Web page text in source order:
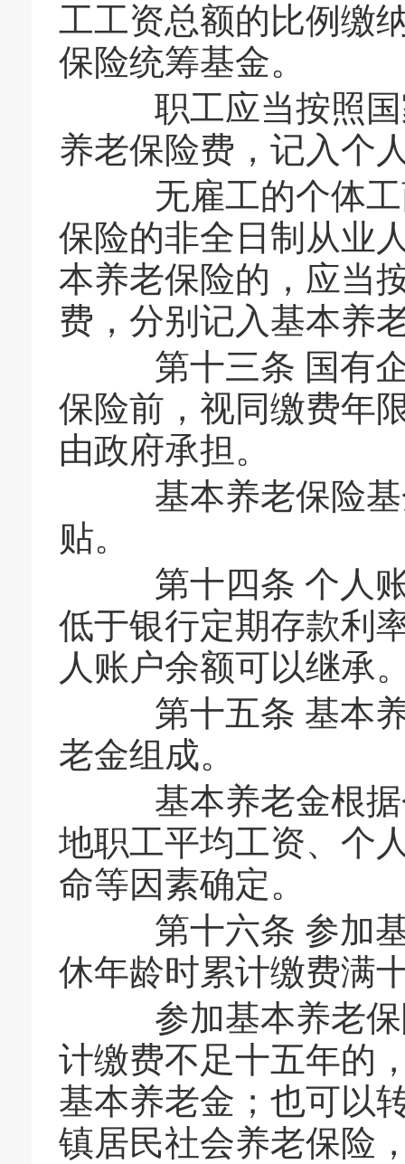
工工资总额的比例缴
保险统筹基金。
职工应当按照国
养老保险费，记入个
无雇工的个体工
保险的非全日制从业
本养老保险的，应当
费，分别记入基本养
第十三条 国有企
保险前，视同缴费年
由政府承担。
基本养老保险基
贴。
第十四条 个人账
低于银行定期存款利
人账户余额可以继承
第十五条 基本养
老金组成。
基本养老金根据
地职工平均工资、个
命等因素确定。
第十六条 参加基
休年龄时累计缴费满
参加基本养老保
计缴费不足十五年的
基本养老金；也可以
镇居民社会养老保险